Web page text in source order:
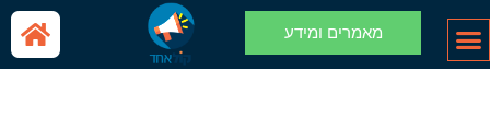
מאמרים ומידע